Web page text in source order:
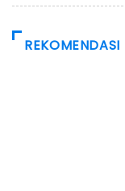
REKOMENDASI